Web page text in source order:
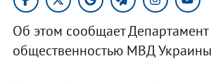
Об этом сообщает Департамент
общественностью МВД